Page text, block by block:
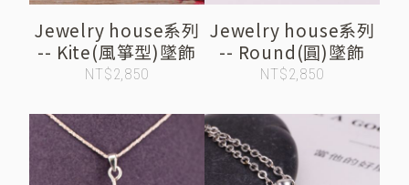
Jewelry house系列
-- Kite(風箏型)墜飾
NT$2,850
Jewelry house系列
-- Round(圓)墜飾
NT$2,850